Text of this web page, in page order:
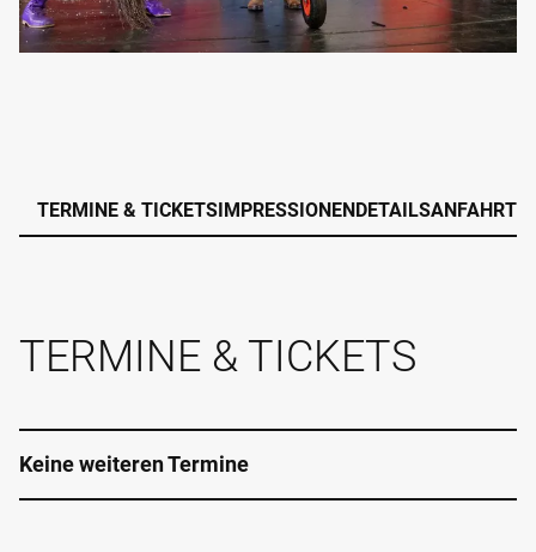
TERMINE & TICKETSIMPRESSIONENDETAILSANFAHRT
TERMINE & TICKETS
Keine weiteren Termine